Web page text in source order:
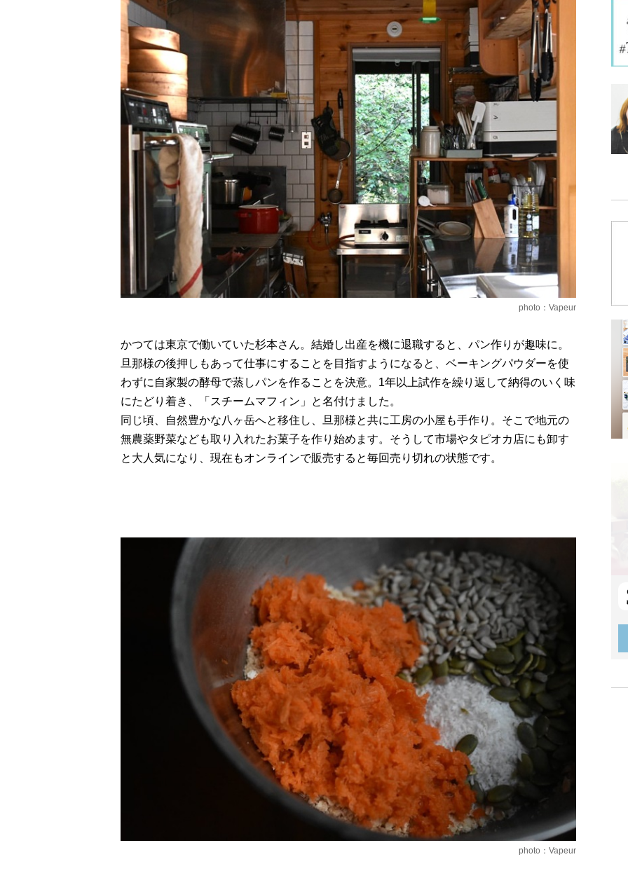
photo：Vapeur
かつては東京で働いていた杉本さん。結婚し出産を機に退職すると、パン作りが趣味に。
旦那様の後押しもあって仕事にすることを目指すようになると、ベーキングパウダーを使
わずに自家製の酵母で蒸しパンを作ることを決意。1年以上試作を繰り返して納得のいく味
にたどり着き、「スチームマフィン」と名付けました。
同じ頃、自然豊かな八ヶ岳へと移住し、旦那様と共に工房の小屋も手作り。そこで地元の
無農薬野菜なども取り入れたお菓子を作り始めます。そうして市場やタピオカ店にも卸す
と大人気になり、現在もオンラインで販売すると毎回売り切れの状態です。
photo：Vapeur